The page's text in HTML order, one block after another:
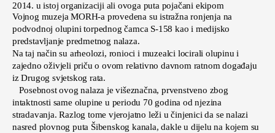
2014. u istoj organizaciji ali ovoga puta pojačani ekipom
Vojnog muzeja MORH-a provedena su istražna ronjenja na
podvodnoj olupini torpednog čamca S-158 kao i medijsko
predstavljanje predmetnog nalaza.
Na taj način su arheolozi, ronioci i muzealci locirali olupinu i
zajedno oživjeli priču o ovom relativno davnom ratnom događaju
iz Drugog svjetskog rata.
Posebnost ovog nalaza je višeznačna, prvenstveno zbog
intaktnosti same olupine u periodu 70 godina od njezina
stradavanja. Razlog tome vjerojatno leži u činjenici da se nalazi
nasred plovnog puta Šibenskog kanala, dakle u dijelu na kojem su